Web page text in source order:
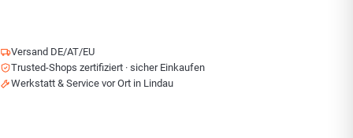
Versand DE/AT/EU
Trusted-Shops zertifiziert · sicher Einkaufen
Werkstatt & Service vor Ort in Lindau